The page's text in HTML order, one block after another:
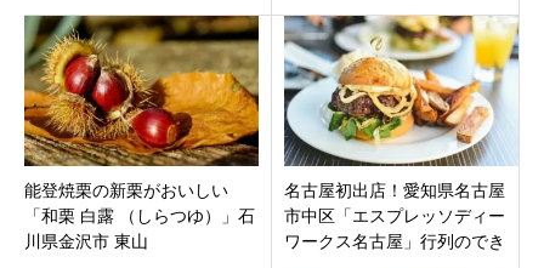
です。
能登焼栗の新栗がおいしい
「和栗 白露 （しらつゆ）」石
川県金沢市 東山
名古屋初出店！愛知県名古屋
市中区「エスプレッソディー
ワークス名古屋」行列のでき